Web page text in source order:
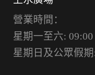
營業時間：
星期一至六: 09:00
星期日及公眾假